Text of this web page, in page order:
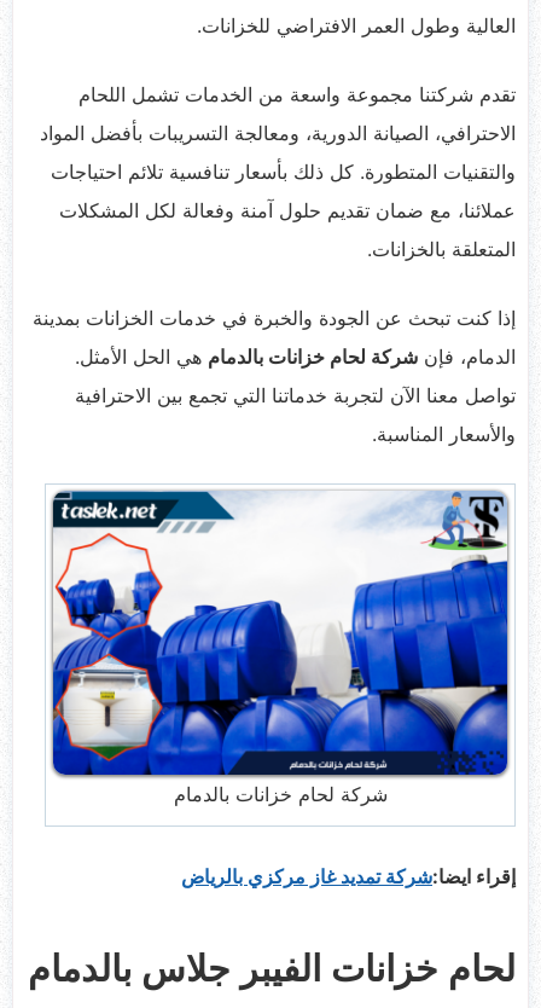
العالية وطول العمر الافتراضي للخزانات.
تقدم شركتنا مجموعة واسعة من الخدمات تشمل اللحام
الاحترافي، الصيانة الدورية، ومعالجة التسريبات بأفضل المواد
والتقنيات المتطورة. كل ذلك بأسعار تنافسية تلائم احتياجات
عملائنا، مع ضمان تقديم حلول آمنة وفعالة لكل المشكلات
المتعلقة بالخزانات.
إذا كنت تبحث عن الجودة والخبرة في خدمات الخزانات بمدينة
الدمام، فإن شركة لحام خزانات بالدمام هي الحل الأمثل.
تواصل معنا الآن لتجربة خدماتنا التي تجمع بين الاحترافية
والأسعار المناسبة.
شركة لحام خزانات بالدمام
إقراء ايضا:شركة تمديد غاز مركزي بالرياض
لحام خزانات الفيبر جلاس بالدمام